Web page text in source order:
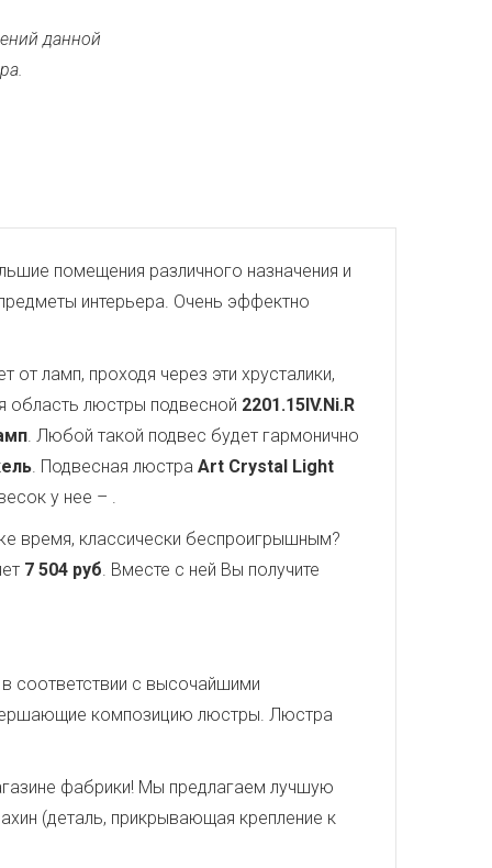
данной
помещения различного назначения и
интерьера. Очень эффектно
ламп, проходя через эти хрусталики,
область люстры подвесной 2201.15IV.Ni.R
. Любой такой подвес будет гармонично
. Подвесная люстра Art Crystal Light
у нее – .
время, классически беспроигрышным?
7 504 руб. Вместе с ней Вы получите
соответствии с высочайшими
композицию люстры. Люстра
фабрики! Мы предлагаем лучшую
(деталь, прикрывающая крепление к